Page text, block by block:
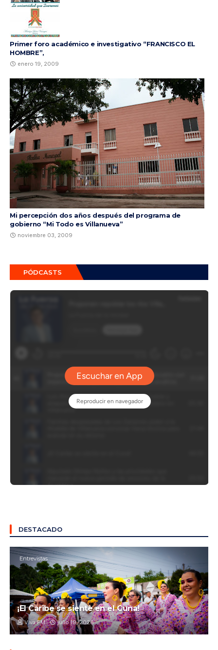
Primer foro académico e investigativo “FRANCISCO EL
HOMBRE”,
enero 19, 2009
Mi percepción dos años después del programa de
gobierno “Mi Todo es Villanueva”
noviembre 03, 2009
PÓDCASTS
DESTACADO
Entrevistas
¡El Caribe se siente en el Cuna!
Viva FM julio 19, 2026